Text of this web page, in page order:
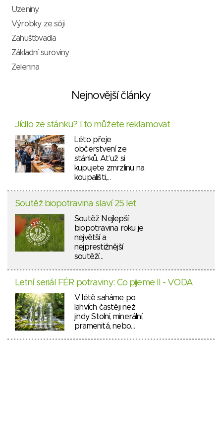
Uzeniny
Výrobky ze sóji
Zahušťovadla
Základní suroviny
Zelenina
Nejnovější články
Jídlo ze stánku? I to můžete reklamovat
Léto přeje
občerstvení ze
stánků. Ať už si
kupujete zmrzlinu na
koupališti,…
Soutěž biopotravina slaví 25 let
Soutěž Nejlepší
biopotravina roku je
největší a
nejprestižnější
soutěží…
Letní seriál FÉR potraviny: Co pijeme II - VODA
V létě saháme po
lahvích častěji než
jindy. Stolní, minerální,
pramenitá, nebo…